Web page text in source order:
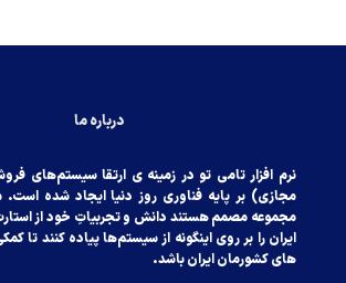
درباره ما
نرم افزار تامی تو در زمینه ی ارتقا سیستم‌های
مجازی) بر پایه فناوری روز دنیا ایجاد شده است.
مجموعه مصمم هستند دانش و تجربیاتِ خود از
ایران را بر روی اینگونه از سیستم‌ها پیاده کنند تا
های کشورمان ایران باشد.